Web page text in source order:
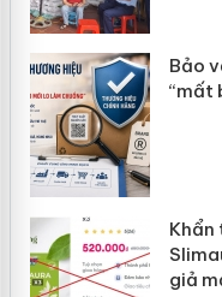
Bảo
“mất
Khẩn
giả